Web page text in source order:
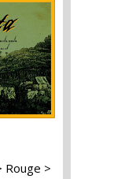
Rouge